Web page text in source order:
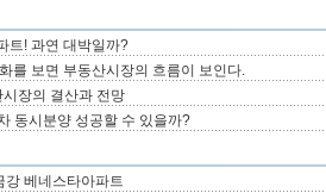
트! 과연 대박일까?
를 보면 부동산시장의 흐름이 보인다.
장의 결산과 전망
동시분양 성공할 수 있을까?
강 베네스타아파트